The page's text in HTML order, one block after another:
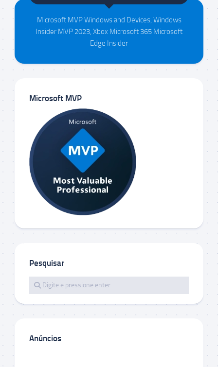
Microsoft MVP Windows and Devices, Windows
Insider MVP 2023, Xbox Microsoft 365 Microsoft
Edge Insider
Microsoft MVP
Pesquisar
Anúncios